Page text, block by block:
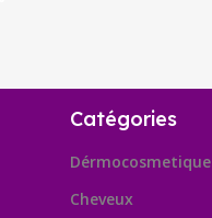
Catégories
Dérmocosmetique
Cheveux